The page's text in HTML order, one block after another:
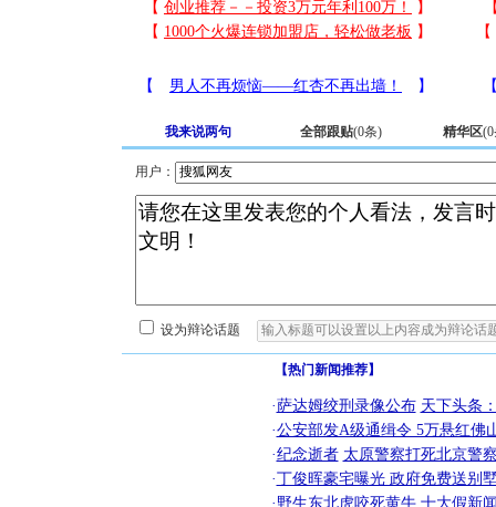
我来说两句 全部跟贴(0条) 精华区(0
用户：
设为辩论话题
【热门新闻推荐】
·萨达姆绞刑录像公布 天下头条
·公安部发A级通缉令 5万悬红佛
·纪念逝者 太原警察打死北京警
·丁俊晖豪宅曝光 政府免费送别
·野生东北虎咬死黄牛 十大假新